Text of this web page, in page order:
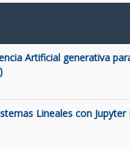
Artificial generativa
Lineales con Jupyter